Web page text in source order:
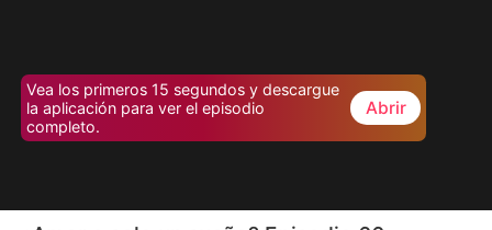
Vea los primeros 15 segundos y descargue
la aplicación para ver el episodio
completo.
Abrir